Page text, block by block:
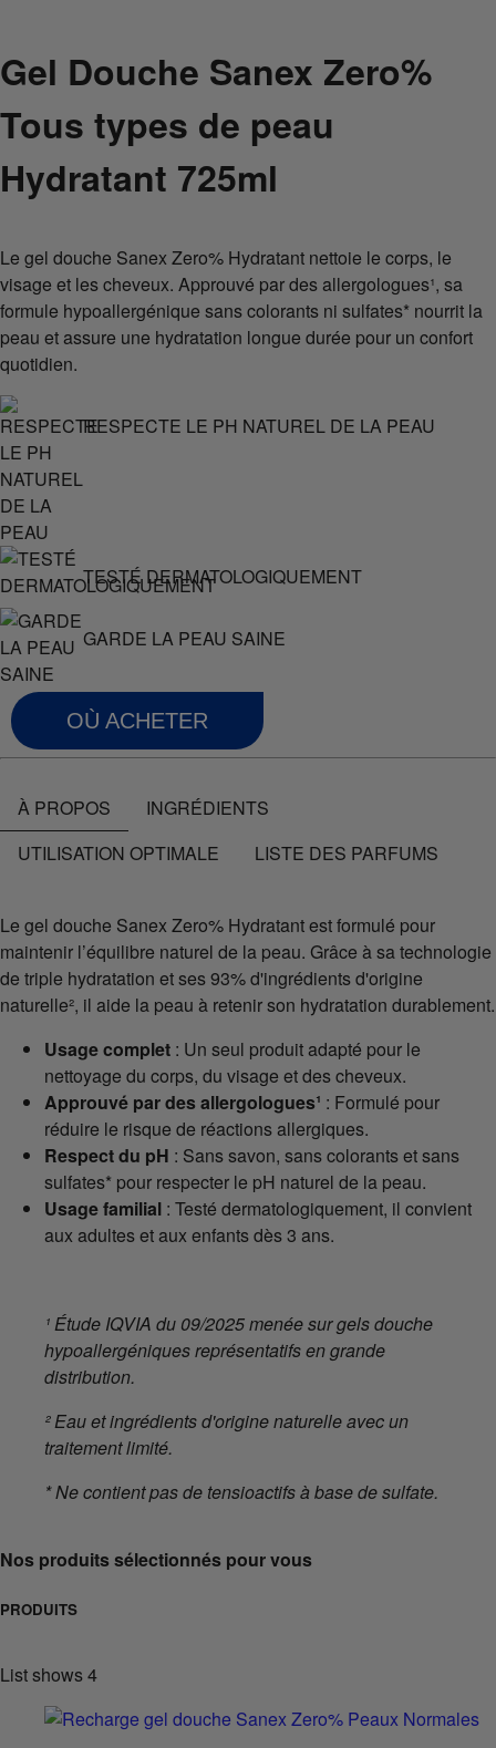
Gel Douche Sanex Zero%
Tous types de peau
Hydratant 725ml
Le gel douche Sanex Zero% Hydratant nettoie le corps, le
visage et les cheveux. Approuvé par des allergologues¹, sa
formule hypoallergénique sans colorants ni sulfates* nourrit la
peau et assure une hydratation longue durée pour un confort
quotidien.
RESPECTE LE PH NATUREL DE LA PEAU
TESTÉ DERMATOLOGIQUEMENT
GARDE LA PEAU SAINE
OÙ ACHETER
À PROPOS
INGRÉDIENTS
UTILISATION OPTIMALE
LISTE DES PARFUMS
Le gel douche Sanex Zero% Hydratant est formulé pour
maintenir l’équilibre naturel de la peau. Grâce à sa technologie
de triple hydratation et ses 93% d'ingrédients d'origine
naturelle², il aide la peau à retenir son hydratation durablement.
Usage complet : Un seul produit adapté pour le
nettoyage du corps, du visage et des cheveux.
Approuvé par des allergologues¹ : Formulé pour
réduire le risque de réactions allergiques.
Respect du pH : Sans savon, sans colorants et sans
sulfates* pour respecter le pH naturel de la peau.
Usage familial : Testé dermatologiquement, il convient
aux adultes et aux enfants dès 3 ans.
¹ Étude IQVIA du 09/2025 menée sur gels douche
hypoallergéniques représentatifs en grande
distribution.
² Eau et ingrédients d'origine naturelle avec un
traitement limité.
* Ne contient pas de tensioactifs à base de sulfate.
Nos produits sélectionnés pour vous
PRODUITS
List shows4